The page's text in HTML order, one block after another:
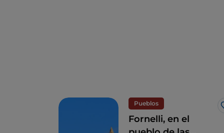
Pueblos
Fornelli, en el